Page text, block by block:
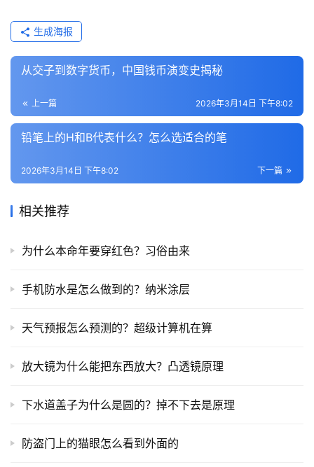
生成海报
从交子到数字货币，中国钱币演变史揭秘
上一篇 2026年3月14日 下午8:02
铅笔上的H和B代表什么？怎么选适合的笔
下一篇
2026年3月14日 下午8:02
相关推荐
为什么本命年要穿红色？习俗由来
手机防水是怎么做到的？纳米涂层
天气预报怎么预测的？超级计算机在算
放大镜为什么能把东西放大？凸透镜原理
下水道盖子为什么是圆的？掉不下去是原理
防盗门上的猫眼怎么看到外面的